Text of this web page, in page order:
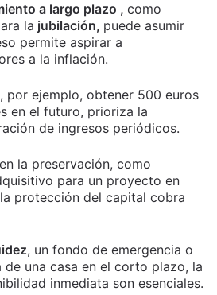
a largo plazo , como
la jubilación, puede asumir
permite aspirar a
a la inflación.
, por ejemplo, obtener 500 euros
en el futuro, prioriza la
de ingresos periódicos.
la preservación, como
para un proyecto en
protección del capital cobra
, un fondo de emergencia o
una casa en el corto plazo, la
inmediata son esenciales.